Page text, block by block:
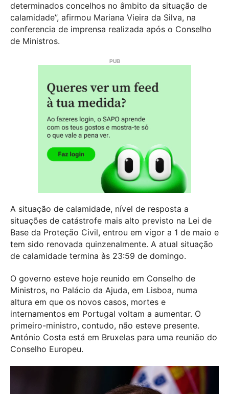
determinados concelhos no âmbito da situação de
calamidade”, afirmou Mariana Vieira da Silva, na
conferencia de imprensa realizada após o Conselho
de Ministros.
A situação de calamidade, nível de resposta a
situações de catástrofe mais alto previsto na Lei de
Base da Proteção Civil, entrou em vigor a 1 de maio e
tem sido renovada quinzenalmente. A atual situação
de calamidade termina às 23:59 de domingo.
O governo esteve hoje reunido em Conselho de
Ministros, no Palácio da Ajuda, em Lisboa, numa
altura em que os novos casos, mortes e
internamentos em Portugal voltam a aumentar. O
primeiro-ministro, contudo, não esteve presente.
António Costa está em Bruxelas para uma reunião do
Conselho Europeu.